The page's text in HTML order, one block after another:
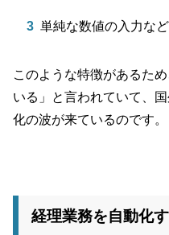
単純な数値の入力な
このような特徴があるた
いる」と言われていて、
化の波が来ているのです。
経理業務を自動化